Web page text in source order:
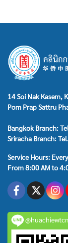
14 Soi Nak Kasem,
Pom Prap Sattru
Bangkok Branch:
Sriracha Branch:
Service Hours:
From 8:00 AM to